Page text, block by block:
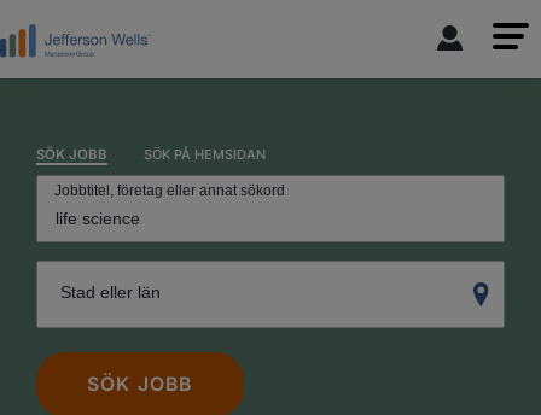
SÖK JOBB SÖK PÅ HEMSIDAN
Jobbtitel, företag eller annat sökord
Stad eller län
SÖK JOBB